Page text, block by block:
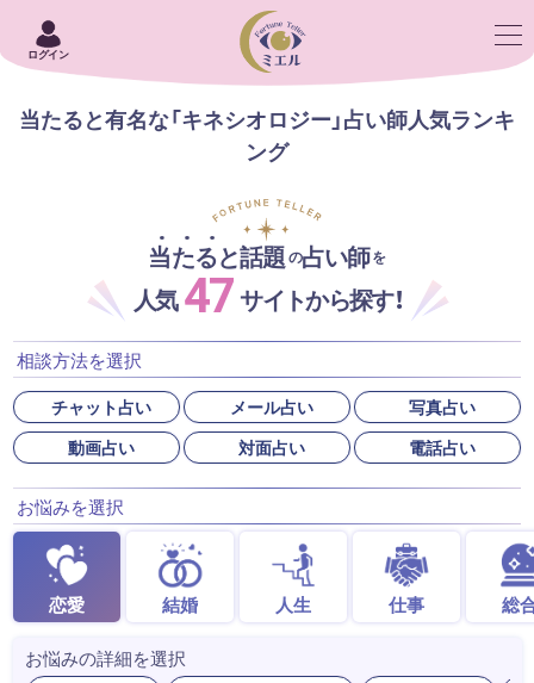
ログイン
当たると有名な「キネシオロジー」占い師人気ランキ
ング
当たると話題の占い師を
人気47サイトから探す！
相談方法を選択
チャット占い メール占い
写真占い
動画占い
対面占い 電話占い
お悩みを選択
恋愛 結婚 人生 仕事 総
お悩みの詳細を選択